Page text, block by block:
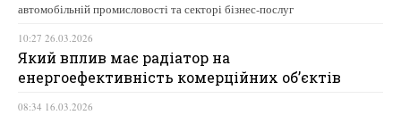
автомобільній промисловості та секторі бізнес-послуг
10:27 26.03.2026
Який вплив має радіатор на
енергоефективність комерційних об’єктів
08:34 16.03.2026